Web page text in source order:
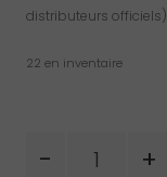
distributeurs officiels).
22 en inventaire
-
de
+